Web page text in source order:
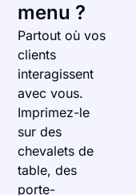
menu ?
Partout où vos
clients
interagissent
avec vous.
Imprimez-le
sur des
chevalets de
table, des
porte-